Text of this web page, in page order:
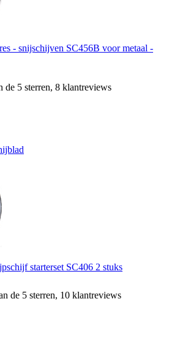
- snijschijven SC456B voor metaal -
de 5 sterren, 8 klantreviews
starterset SC406 2 stuks
de 5 sterren, 10 klantreviews